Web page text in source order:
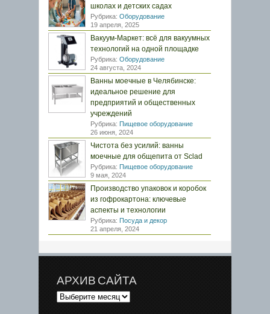
школах и детских садах
Рубрика: Оборудование
19 апреля, 2025
Вакуум-Маркет: всё для вакуумных
технологий на одной площадке
Рубрика: Оборудование
24 августа, 2024
Ванны моечные в Челябинске:
идеальное решение для
предприятий и общественных
учреждений
Рубрика: Пищевое оборудование
26 июня, 2024
Чистота без усилий: ванны
моечные для общепита от Sclad
Рубрика: Пищевое оборудование
9 мая, 2024
Производство упаковок и коробок
из гофрокартона: ключевые
аспекты и технологии
Рубрика: Посуда и декор
21 апреля, 2024
АРХИВ САЙТА